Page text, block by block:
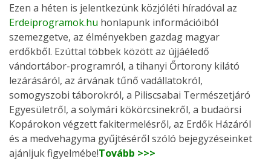
Ezen a héten is jelentkezünk közjóléti híradóval az
Erdeiprogramok.hu honlapunk információiból
szemezgetve, az élményekben gazdag magyar
erdőkből. Ezúttal többek között az újjáéledő
vándortábor-programról, a tihanyi Őrtorony kilátó
lezárásáról, az árvának tűnő vadállatokról,
somogyszobi táborokról, a Piliscsabai Természetjáró
Egyesületről, a solymári kökörcsinekről, a budaörsi
Kopárokon végzett fakitermelésről, az Erdők Házáról
és a medvehagyma gyűjtéséről szóló bejegyzéseinket
ajánljuk figyelmébe!Tovább >>>